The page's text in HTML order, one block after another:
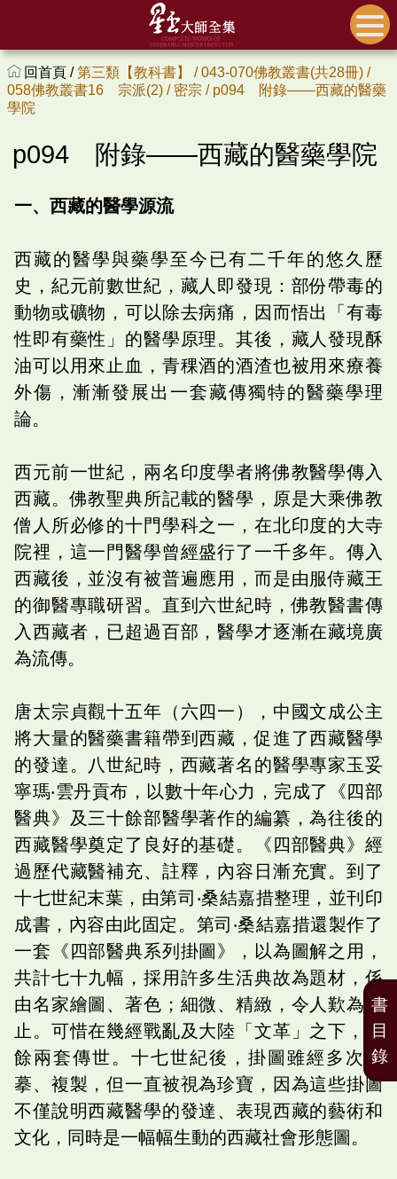
回首頁 /第三類【教科書】 /043-070佛教叢書(共28冊) /
058佛教叢書16 宗派(2) / 密宗 / p094 附錄——西藏的醫藥
學院
p094 附錄——西藏的醫藥學院
一、西藏的醫學源流
西藏的醫學與藥學至今已有二千年的悠久歷
史，紀元前數世紀，藏人即發現：部份帶毒的
動物或礦物，可以除去病痛，因而悟出「有毒
性即有藥性」的醫學原理。其後，藏人發現酥
油可以用來止血，青稞酒的酒渣也被用來療養
外傷，漸漸發展出一套藏傳獨特的醫藥學理
論。
西元前一世紀，兩名印度學者將佛教醫學傳入
西藏。佛教聖典所記載的醫學，原是大乘佛教
僧人所必修的十門學科之一，在北印度的大寺
院裡，這一門醫學曾經盛行了一千多年。傳入
西藏後，並沒有被普遍應用，而是由服侍藏王
的御醫專職研習。直到六世紀時，佛教醫書傳
入西藏者，已超過百部，醫學才逐漸在藏境廣
為流傳。
唐太宗貞觀十五年（六四一），中國文成公主
將大量的醫藥書籍帶到西藏，促進了西藏醫學
的發達。八世紀時，西藏著名的醫學專家玉妥
寧瑪‧雲丹貢布，以數十年心力，完成了《四部
醫典》及三十餘部醫學著作的編纂，為往後的
西藏醫學奠定了良好的基礎。《四部醫典》經
過歷代藏醫補充、註釋，內容日漸充實。到了
十七世紀末葉，由第司‧桑結嘉措整理，並刊印
成書，內容由此固定。第司‧桑結嘉措還製作了
一套《四部醫典系列掛圖》，以為圖解之用，
共計七十九幅，採用許多生活典故為題材，係
由名家繪圖、著色；細微、精緻，令人歎為觀
止。可惜在幾經戰亂及大陸「文革」之下，僅
餘兩套傳世。十七世紀後，掛圖雖經多次臨
摹、複製，但一直被視為珍寶，因為這些掛圖
不僅說明西藏醫學的發達、表現西藏的藝術和
文化，同時是一幅幅生動的西藏社會形態圖。
書
目
錄